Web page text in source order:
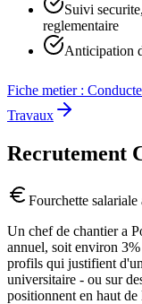
Suivi
reglementaire
Anticipation
Fiche metier :
Travaux
Recrutement
Fourchette salariale
Un chef de chantier a
annuel, soit environ
profils qui justifient
universitaire - ou sur
positionnent en haut de